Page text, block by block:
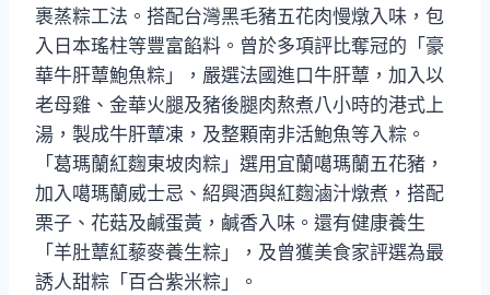
裹蒸粽工法。搭配台灣黑毛豬五花肉慢燉入味，包
入日本瑤柱等豐富餡料。曾於多項評比奪冠的「豪
華牛肝蕈鮑魚粽」，嚴選法國進口牛肝蕈，加入以
老母雞、金華火腿及豬後腿肉熬煮八小時的港式上
湯，製成牛肝蕈凍，及整顆南非活鮑魚等入粽。
「葛瑪蘭紅麴東坡肉粽」選用宜蘭噶瑪蘭五花豬，
加入噶瑪蘭威士忌、紹興酒與紅麴滷汁燉煮，搭配
栗子、花菇及鹹蛋黃，鹹香入味。還有健康養生
「羊肚蕈紅藜麥養生粽」，及曾獲美食家評選為最
誘人甜粽「百合紫米粽」。